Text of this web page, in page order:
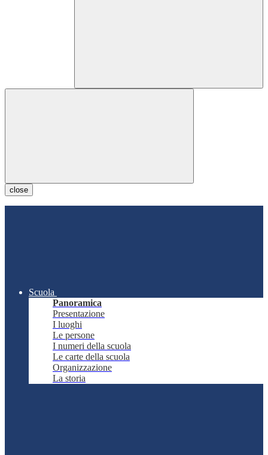
close
Scuola
Panoramica
Presentazione
I luoghi
Le persone
I numeri della scuola
Le carte della scuola
Organizzazione
La storia